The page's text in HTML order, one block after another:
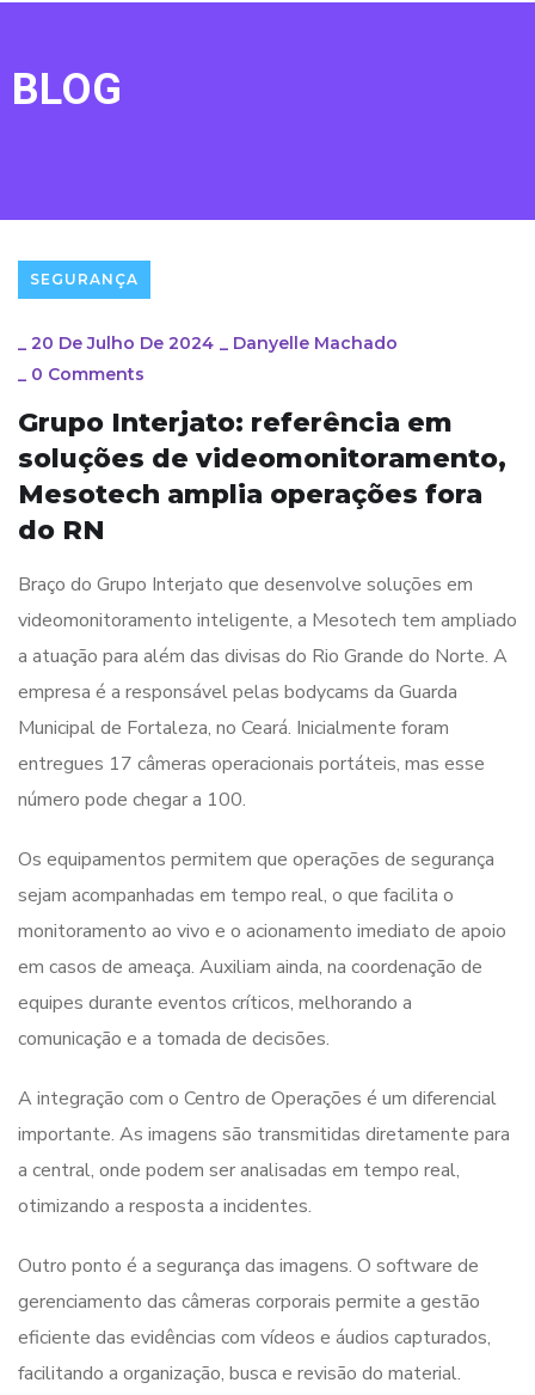
BLOG
SEGURANÇA
_ 20 De Julho De 2024 _ Danyelle Machado
_ 0 Comments
Grupo Interjato: referência em
soluções de videomonitoramento,
Mesotech amplia operações fora
do RN
Braço do Grupo Interjato que desenvolve soluções em
videomonitoramento inteligente, a Mesotech tem ampliado
a atuação para além das divisas do Rio Grande do Norte. A
empresa é a responsável pelas bodycams da Guarda
Municipal de Fortaleza, no Ceará. Inicialmente foram
entregues 17 câmeras operacionais portáteis, mas esse
número pode chegar a 100.
Os equipamentos permitem que operações de segurança
sejam acompanhadas em tempo real, o que facilita o
monitoramento ao vivo e o acionamento imediato de apoio
em casos de ameaça. Auxiliam ainda, na coordenação de
equipes durante eventos críticos, melhorando a
comunicação e a tomada de decisões.
A integração com o Centro de Operações é um diferencial
importante. As imagens são transmitidas diretamente para
a central, onde podem ser analisadas em tempo real,
otimizando a resposta a incidentes.
Outro ponto é a segurança das imagens. O software de
gerenciamento das câmeras corporais permite a gestão
eficiente das evidências com vídeos e áudios capturados,
facilitando a organização, busca e revisão do material.